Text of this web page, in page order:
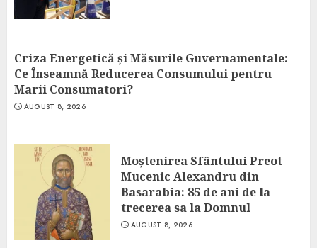
Criza Energetică și Măsurile Guvernamentale:
Ce Înseamnă Reducerea Consumului pentru
Marii Consumatori?
AUGUST 8, 2026
Moștenirea Sfântului Preot
Mucenic Alexandru din
Basarabia: 85 de ani de la
trecerea sa la Domnul
AUGUST 8, 2026